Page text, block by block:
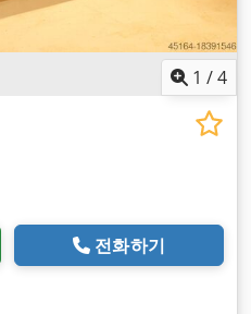
1 /4
전화하기